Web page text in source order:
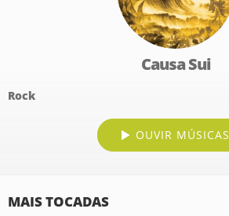
Causa Sui
Rock
OUVIR MÚSICAS
MAIS TOCADAS